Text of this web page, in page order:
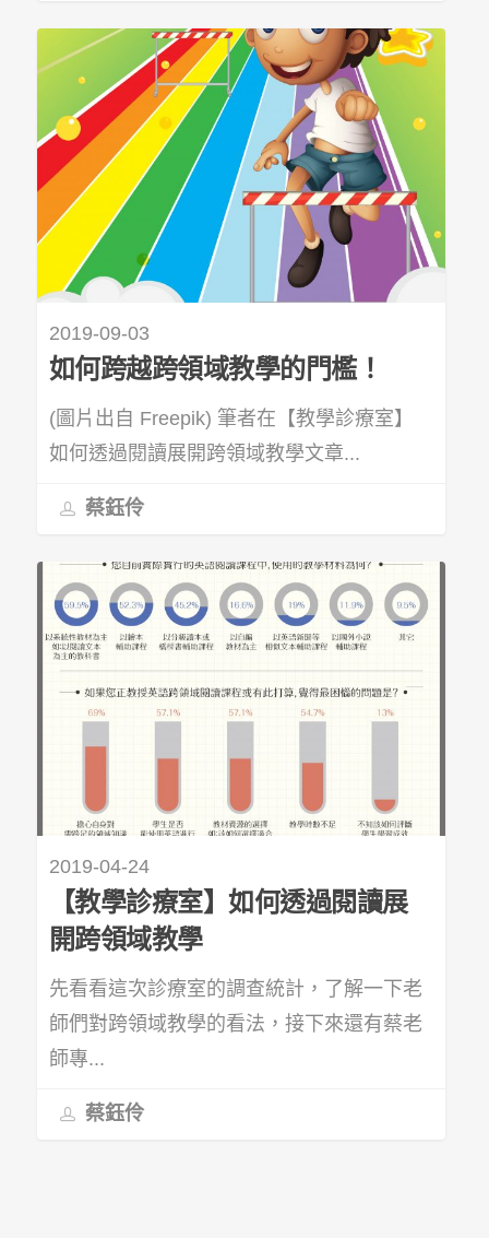
2019-09-03
如何跨越跨領域教學的門檻！
(圖片出自 Freepik) 筆者在【教學診療室】
如何透過閱讀展開跨領域教學文章...
蔡鈺伶
2019-04-24
【教學診療室】如何透過閱讀展
開跨領域教學
先看看這次診療室的調查統計，了解一下老
師們對跨領域教學的看法，接下來還有蔡老
師專...
蔡鈺伶